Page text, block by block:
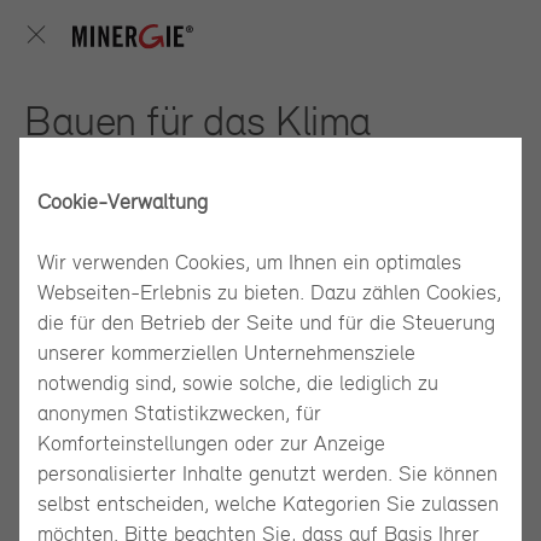
Bauen für das Klima
Grafik: jessenvollenweider architektur
Der Neubau nach Minergie-A-ECO für das Amt für Umwelt und
Cookie-Verwaltung
Wir verwenden Cookies, um Ihnen ein optimales
Webseiten-Erlebnis zu bieten. Dazu zählen Cookies,
die für den Betrieb der Seite und für die Steuerung
unserer kommerziellen Unternehmensziele
notwendig sind, sowie solche, die lediglich zu
anonymen Statistikzwecken, für
Komforteinstellungen oder zur Anzeige
personalisierter Inhalte genutzt werden. Sie können
selbst entscheiden, welche Kategorien Sie zulassen
möchten. Bitte beachten Sie, dass auf Basis Ihrer